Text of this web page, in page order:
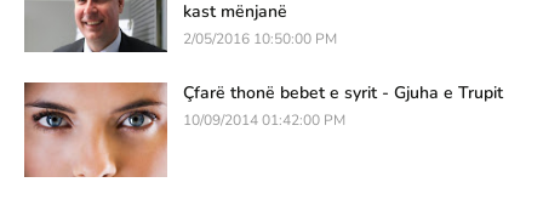
kast mënjanë
2/05/2016 10:50:00 PM
Çfarë thonë bebet e syrit - Gjuha e Trupit
10/09/2014 01:42:00 PM